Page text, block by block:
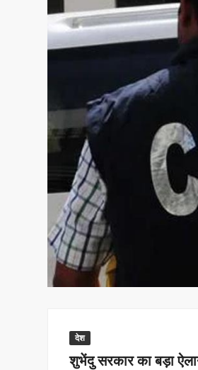
देश
शुभेंदु सरकार का बड़ा